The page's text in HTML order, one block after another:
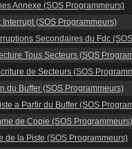
Annexe (SOS Programmeurs)
Interrupt(SOS Programmeurs)
Secondaires du Fdc
Tous Secteurs (SOS
de Secteurs (SOS
du Buffer (SOS Programmeurs)
a Partir du Buffer (SOS
de Copie (SOS Programmeurs)
de la Piste (SOS Programmeurs)